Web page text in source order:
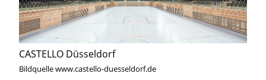
CASTELLO Düsseldorf
Bildquelle www.castello-duesseldorf.de